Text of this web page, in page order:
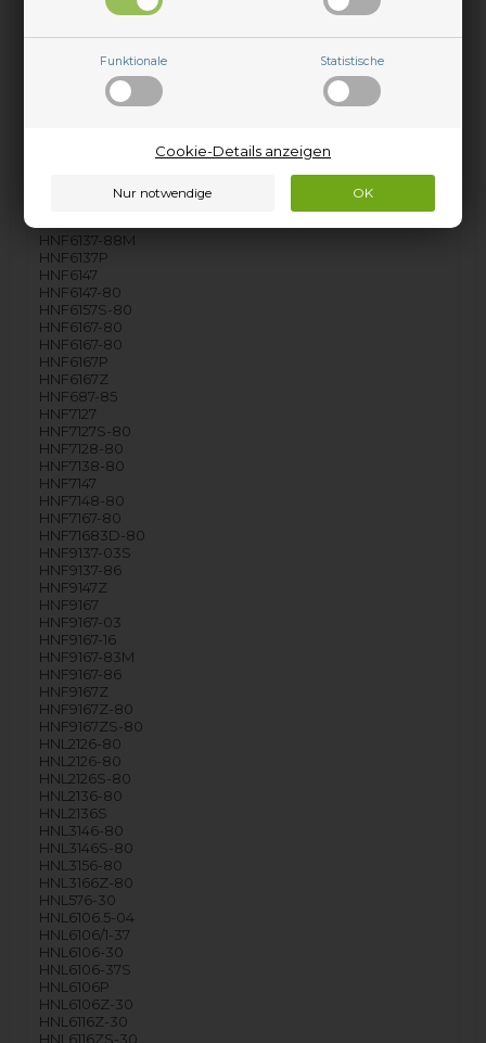
Funktionale Statistische
Cookie-Details anzeigen
HNF3147-80
HNF3167S-80
HNF6107-85
HNF6107-85
HNF6137-88M
HNF6137P
HNF6147
HNF6147-80
HNF6157S-80
HNF6167-80
HNF6167-80
HNF6167P
HNF6167Z
HNF687-85
HNF7127
HNF7127S-80
HNF7128-80
HNF7138-80
HNF7147
HNF7148-80
HNF7167-80
HNF71683D-80
HNF9137-03S
HNF9137-86
HNF9147Z
HNF9167
HNF9167-03
HNF9167-16
HNF9167-83M
HNF9167-86
HNF9167Z
HNF9167Z-80
HNF9167ZS-80
HNL2126-80
HNL2126-80
HNL2126S-80
HNL2136-80
HNL2136S
HNL3146-80
HNL3146S-80
HNL3156-80
HNL3166Z-80
HNL576-30
HNL6106.5-04
HNL6106/1-37
HNL6106-30
HNL6106-37S
HNL6106P
HNL6106Z-30
HNL6116Z-30
HNL6116ZS-30